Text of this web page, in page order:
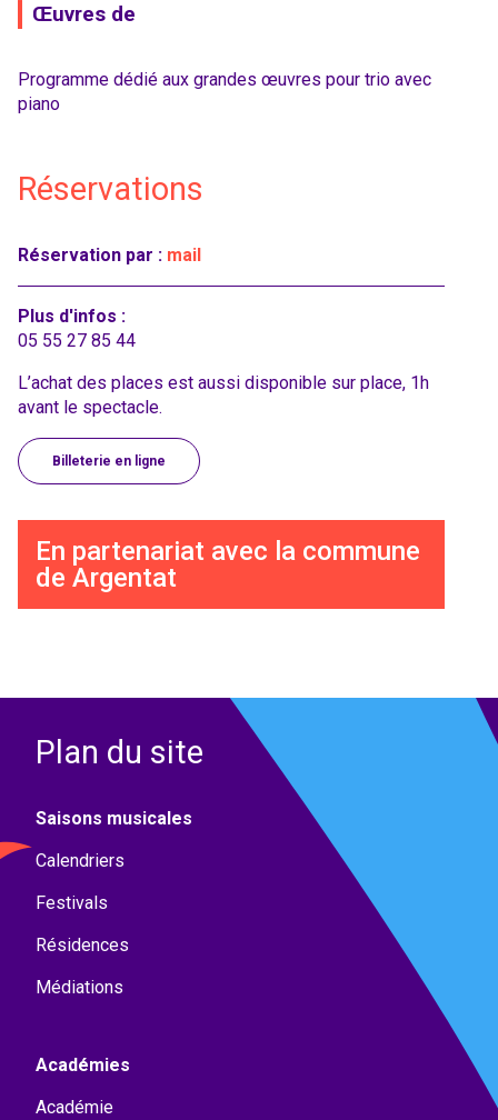
Œuvres de
Programme dédié aux grandes œuvres pour trio avec
piano
Réservations
Réservation par : mail
Plus d'infos :
05 55 27 85 44
L’achat des places est aussi disponible sur place, 1h
avant le spectacle.
Billeterie en ligne
En partenariat avec la commune
de Argentat
Plan du site
Saisons musicales
Calendriers
Festivals
Résidences
Médiations
Académies
Académie